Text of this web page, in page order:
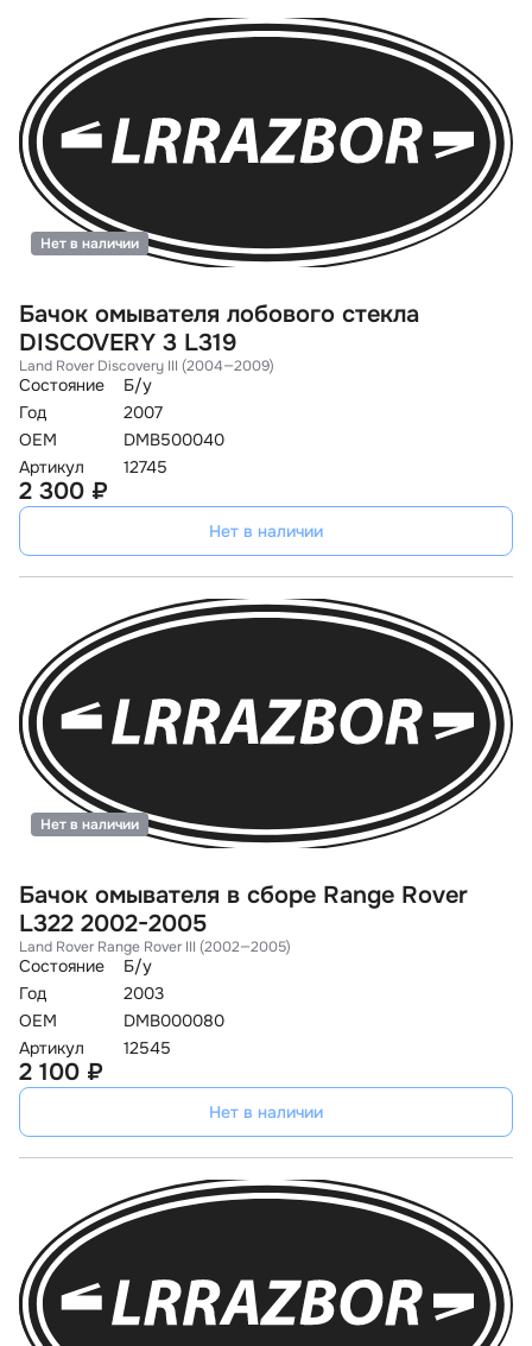
Бачок омывателя лобового стекла
DISCOVERY 3 L319
Land Rover Discovery III (2004—2009)
Состояние
Б/у
Год
2007
OEM
DMB500040
Артикул
12745
Нет в наличии
2 300 ₽
Нет в наличии
Бачок омывателя в сборе Range Rover
L322 2002-2005
Land Rover Range Rover III (2002—2005)
Состояние
Б/у
Год
2003
OEM
DMB000080
Артикул
12545
Нет в наличии
2 100 ₽
Нет в наличии